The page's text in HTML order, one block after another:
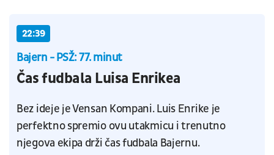
22:39
Bajern - PSŽ: 77. minut
Čas fudbala Luisa Enrikea
Bez ideje je Vensan Kompani. Luis Enrike je
perfektno spremio ovu utakmicu i trenutno
njegova ekipa drži čas fudbala Bajernu.